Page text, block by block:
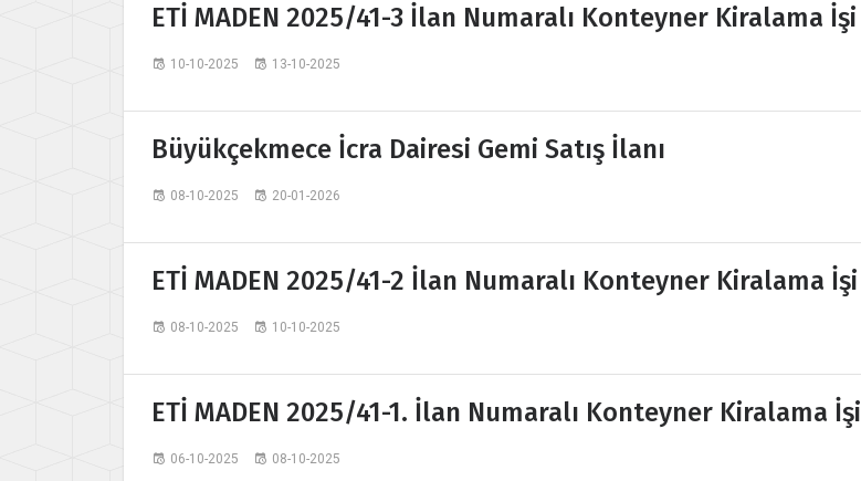
ETİ MADEN 2025/41-3 İlan Numaralı Konteyner Kiralama İşi
10-10-2025 13-10-2025
Büyükçekmece İcra Dairesi Gemi Satış İlanı
08-10-2025 20-01-2026
ETİ MADEN 2025/41-2 İlan Numaralı Konteyner Kiralama İşi
08-10-2025 10-10-2025
ETİ MADEN 2025/41-1. İlan Numaralı Konteyner Kiralama İşi
06-10-2025 08-10-2025